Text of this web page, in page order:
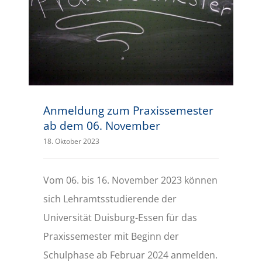
Anmeldung zum Praxissemester
ab dem 06. November
18. Oktober 2023
Vom 06. bis 16. November 2023 können
sich Lehramtsstudierende der
Universität Duisburg-Essen für das
Praxissemester mit Beginn der
Schulphase ab Februar 2024 anmelden.